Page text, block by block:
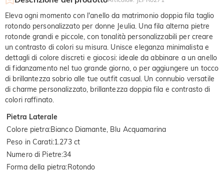
Eleva ogni momento con l'anello da matrimonio doppia fila taglio
rotondo personalizzato per donne Jeulia. Una fila alterna pietre
rotonde grandi e piccole, con tonalità personalizzabili per creare
un contrasto di colori su misura. Unisce eleganza minimalista e
dettagli di colore discreti e giocosi: ideale da abbinare a un anello
di fidanzamento nel tuo grande giorno, o per aggiungere un tocco
di brillantezza sobrio alle tue outfit casual. Un connubio versatile
di charme personalizzato, brillantezza doppia fila e contrasto di
colori raffinato.
Pietra Laterale
Colore pietra:Bianco Diamante, Blu Acquamarina
Peso in Carati:1.273 ct
Numero di Pietre:34
Forma della pietra:Rotondo